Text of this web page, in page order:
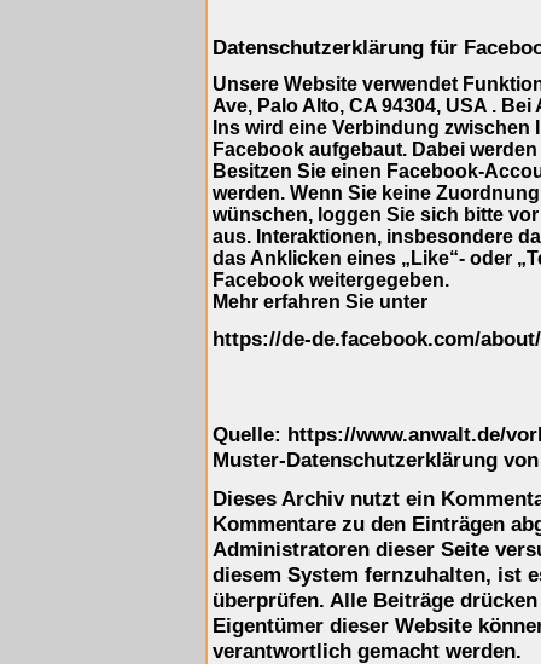
Datenschutzerklärung für
Unsere Website verwendet
Ave, Palo Alto, CA 94304, USA .
Ins wird eine Verbindung
Facebook aufgebaut. Dabei
Besitzen Sie einen Facebook-
werden. Wenn Sie keine
wünschen, loggen Sie sich bitte
aus. Interaktionen, insbesondere
das Anklicken eines „Like“- oder
Facebook weitergegeben.
Mehr erfahren Sie unter
https://de-de.facebook.com/
Quelle: https://www.anwalt.de/
Muster-Datenschutzerklärung
Dieses Archiv nutzt ein
Kommentare zu den Einträgen
Administratoren dieser Seite
diesem System fernzuhalten, ist
überprüfen. Alle Beiträge
Eigentümer dieser Website
verantwortlich gemacht werden.